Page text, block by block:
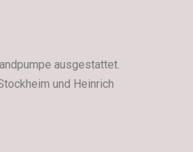
ausgestattet.
und Heinrich